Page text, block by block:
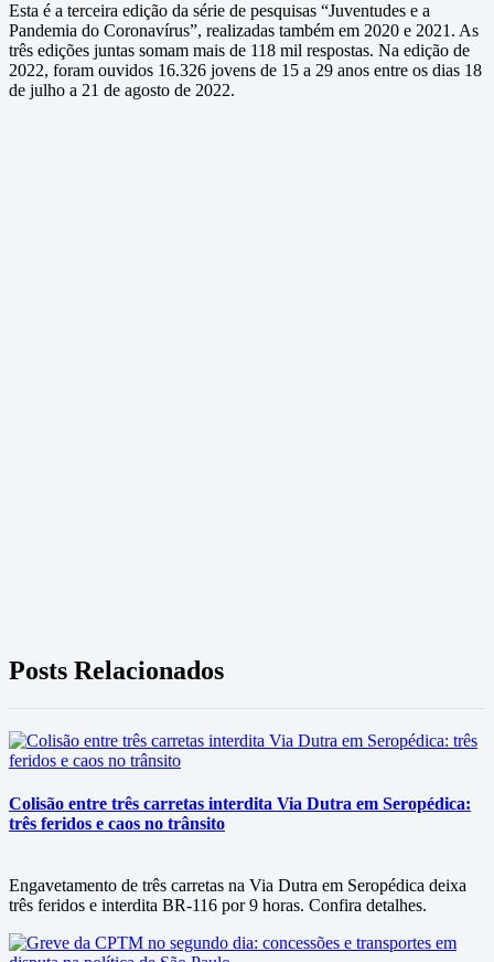
Esta é a terceira edição da série de pesquisas “Juventudes e a
Pandemia do Coronavírus”, realizadas também em 2020 e 2021. As
três edições juntas somam mais de 118 mil respostas. Na edição de
2022, foram ouvidos 16.326 jovens de 15 a 29 anos entre os dias 18
de julho a 21 de agosto de 2022.
Posts Relacionados
Colisão entre três carretas interdita Via Dutra em Seropédica:
três feridos e caos no trânsito
Engavetamento de três carretas na Via Dutra em Seropédica deixa
três feridos e interdita BR-116 por 9 horas. Confira detalhes.